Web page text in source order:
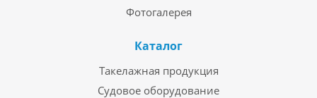
Фотогалерея
Каталог
Такелажная продукция
Судовое оборудование